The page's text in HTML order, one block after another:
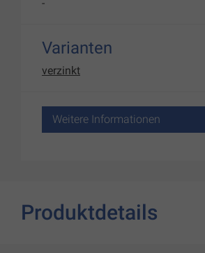
-
Varianten
verzinkt
Weitere Informationen
Produktdetails